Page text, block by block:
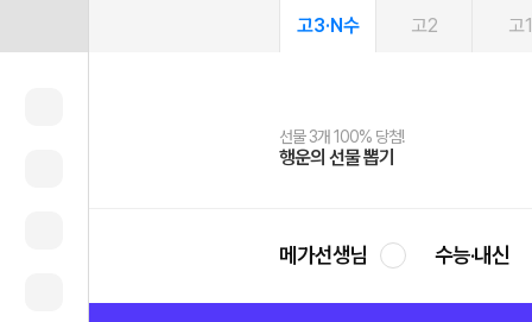
고3·N수 고2 고1
선물 3개 100% 당첨!
행운의 선물 뽑기
선물 100% 증정!
메가스터디 X 올리브
여름방학 스터디 캐시백
메가런 썸머스쿨
2027 러셀 단과
강사 공개선발
스마트러닝앱
설문 EVENT
메가패스
3일 무료 체험권
메가패스 수강생 무료혜택!
메가클럽 멤버십
사회공헌 캠페인
희망이룸 메가나눔
메가선생님 수능·내신